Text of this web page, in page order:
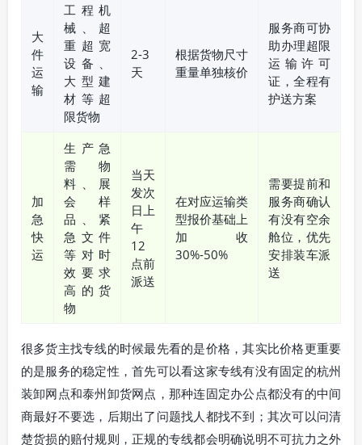
大
件
运
输
工程机
械、超
重超宽
设备、
大型建
材等超
限货物
2-3
天
根据货物尺寸
重量单独核价
服务商可协
助办理超限
运输许可
证，全程有
护送方案
加
急
快
运
生产急
需物
料、展
会样
品、紧
急文件
等对时
效要求
高的货
物
当天
发次
日上
午
12
点前
派送
在对应运输类
型报价基础上
加收
30%-50%
需要提前和
服务商确认
有没有空余
舱位，优先
安排装车派
送
很多货主找专线的时候最先看的是价格，其实比价格更重要
的是服务的稳定性，首先可以看这家专线有没有固定的杭州
装卸网点和泰州卸货网点，那种连固定办公点都没有的中间
商最好不要选，后期出了问题找人都找不到；其次可以问清
楚货损的赔付规则，正规的专线都会明确说明不可抗力之外